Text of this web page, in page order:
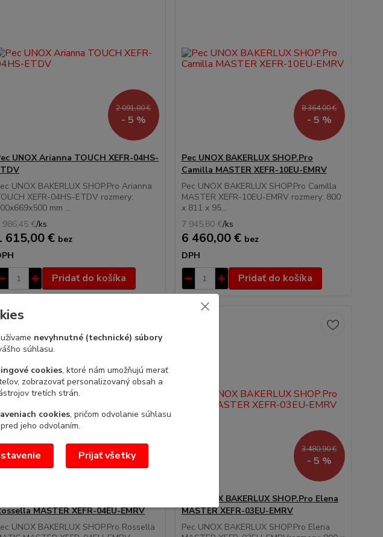
2 091,00 €
- 5 %
UNOX Arianna TOUCH XEFR-04HS-
UNOX BAKERLUX SHOP.Pro Arianna
XEFR-04HS-ETDV rozmery:
mm ...
986,45 €/ks
615,00 € bez
Pridať do košíka
8 364,00 €
- 5 %
Pec UNOX BAKERLUX SHOP.Pro
Camilla MASTER XEFR-10EU-EMRV
Pec UNOX BAKERLUX SHOP.Pro Camilla
MASTER XEFR-10EU-EMRV rozmery: 800
x 811 x 95...
7 945,80 €/ks
6 460,00 € bez
DPH
Pridať do košíka
- 5 %
MASTER XEFR-04EU-EMRV
UNOX BAKERLUX SHOP.Pro Rossella
3 480,90 €
- 5 %
Pec UNOX BAKERLUX SHOP.Pro Elena
MASTER XEFR-03EU-EMRV
Pec UNOX BAKERLUX SHOP.Pro Elena
nevyhnutné (technické) súbory
súhlasu.
cookies, ktoré nám umožňujú merať
zobrazovať personalizovaný obsah a
tretích strán.
cookies, pričom odvolanie súhlasu
jeho odvolaním.
Prijať všetky